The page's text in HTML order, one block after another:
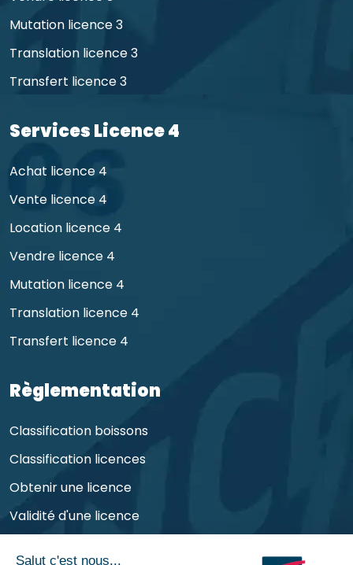
Mutation licence 3
Translation licence 3
Transfert licence 3
Services Licence 4
Achat licence 4
Vente licence 4
Location licence 4
Vendre licence 4
Mutation licence 4
Translation licence 4
Transfert licence 4
Règlementation
Classification boissons
Classification licences
Obtenir une licence
Validité d'une licence